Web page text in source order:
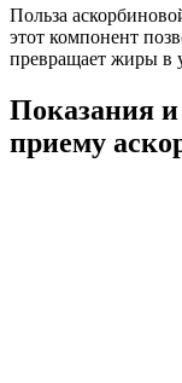
Польза
этот компонент
превращает жиры в
Показания
приему